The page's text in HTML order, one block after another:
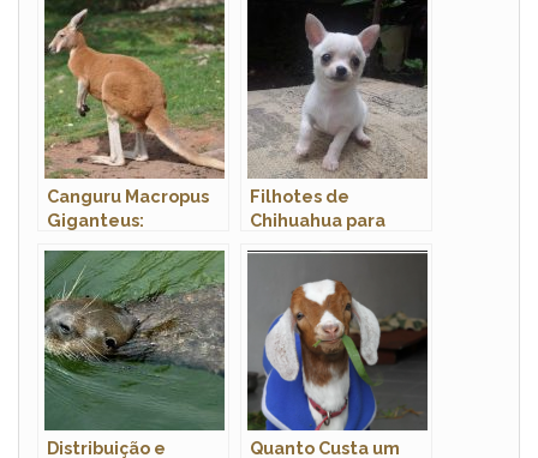
Habitat e Fotos
Canguru Macropus
Giganteus:
Hábitos e Fotos
Filhotes de
Chihuahua para
Distribuição e Quanto Custa um